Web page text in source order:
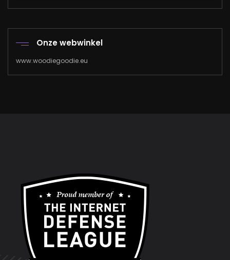
Onze webwinkel
www.woodiegoodie.eu